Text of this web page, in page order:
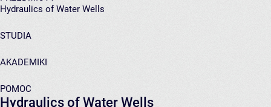
Hydraulics of Water Wells
STUDIA
AKADEMIKI
POMOC
Hydraulics of Water Wells